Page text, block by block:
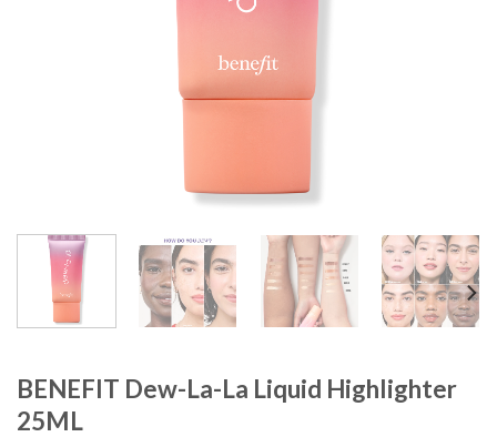
BENEFIT Dew-La-La Liquid Highlighter
25ML